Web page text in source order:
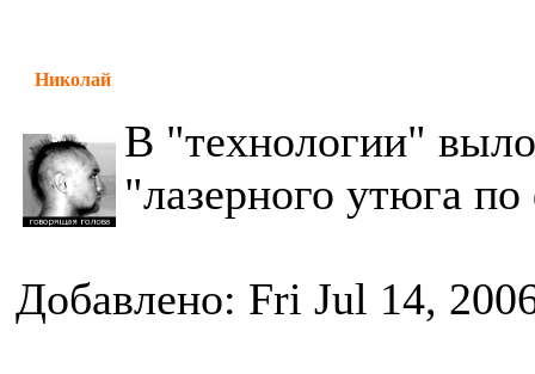
Николай
В "технологии"
"лазерного утюга
Добавлено: Fri Jul 14,